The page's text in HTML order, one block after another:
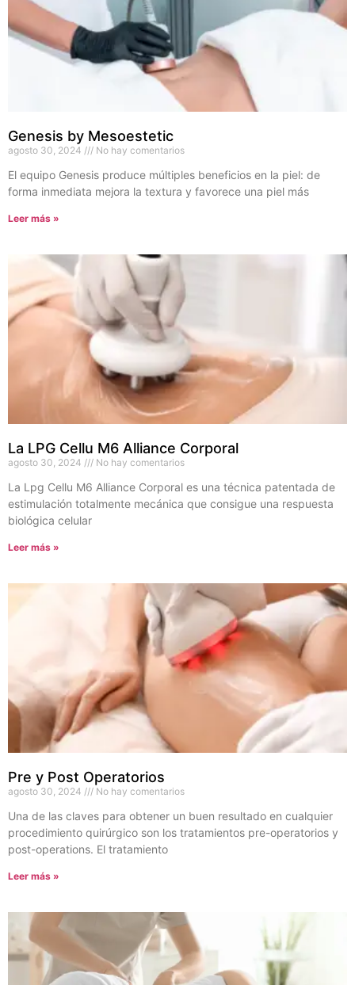
Genesis by Mesoestetic
agosto 30, 2024 No hay comentarios
El equipo Genesis produce múltiples beneficios en la piel: de
forma inmediata mejora la textura y favorece una piel más
Leer más »
La LPG Cellu M6 Alliance Corporal
agosto 30, 2024 No hay comentarios
La Lpg Cellu M6 Alliance Corporal es una técnica patentada de
estimulación totalmente mecánica que consigue una respuesta
biológica celular
Leer más »
Pre y Post Operatorios
agosto 30, 2024 No hay comentarios
Una de las claves para obtener un buen resultado en cualquier
procedimiento quirúrgico son los tratamientos pre-operatorios y
post-operations. El tratamiento
Leer más »